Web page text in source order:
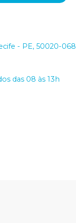
- PE, 50020-068
das 08 às 13h